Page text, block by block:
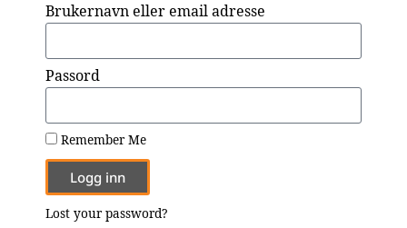
Brukernavn eller email adresse
Passord
Remember Me
Logg inn
Lost your password?